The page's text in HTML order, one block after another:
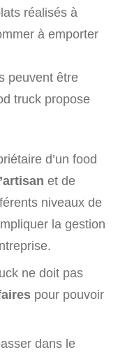
réalisés à
à emporter
peuvent être
truck propose
d’un food
et de
niveaux de
la gestion
ne doit pas
pour pouvoir
dans le